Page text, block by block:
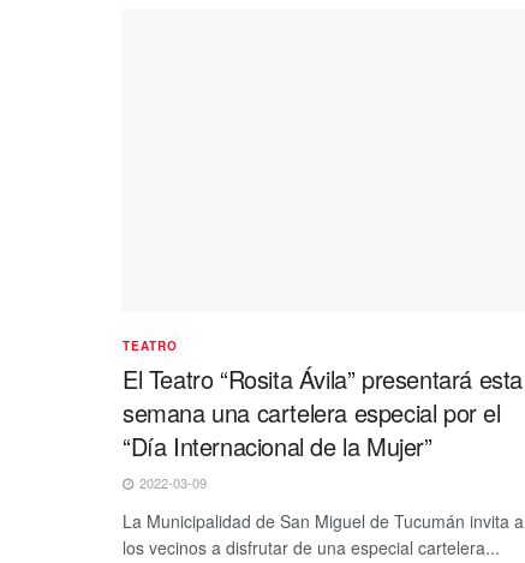
TEATRO
El Teatro “Rosita Ávila” presentará esta
semana una cartelera especial por el
“Día Internacional de la Mujer”
2022-03-09
La Municipalidad de San Miguel de Tucumán invita a
los vecinos a disfrutar de una especial cartelera...